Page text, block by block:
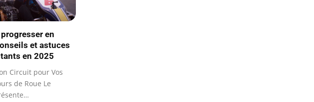
en
et astuces
en 2025
Circuit pour Vos
de Roue Le